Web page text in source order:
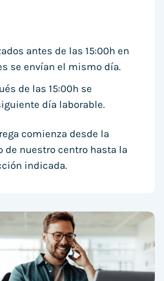
antes de las 15:00h en
se envían el mismo día.
de las 15:00h se
día laborable.
comienza desde la
de nuestro centro hasta la
indicada.